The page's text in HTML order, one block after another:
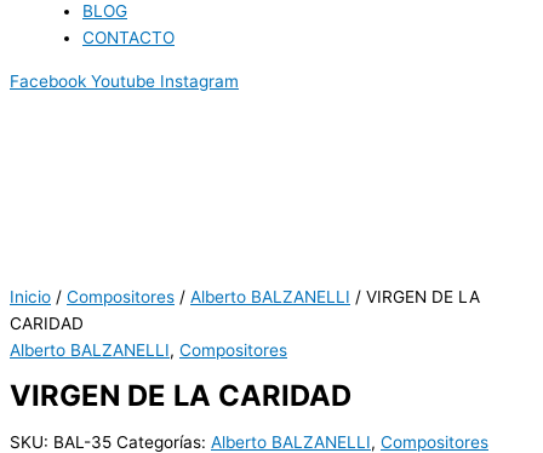
BLOG
CONTACTO
Facebook Youtube Instagram
Inicio / Compositores / Alberto BALZANELLI / VIRGEN DE LA
CARIDAD
Alberto BALZANELLI, Compositores
VIRGEN DE LA CARIDAD
SKU: BAL-35 Categorías: Alberto BALZANELLI, Compositores